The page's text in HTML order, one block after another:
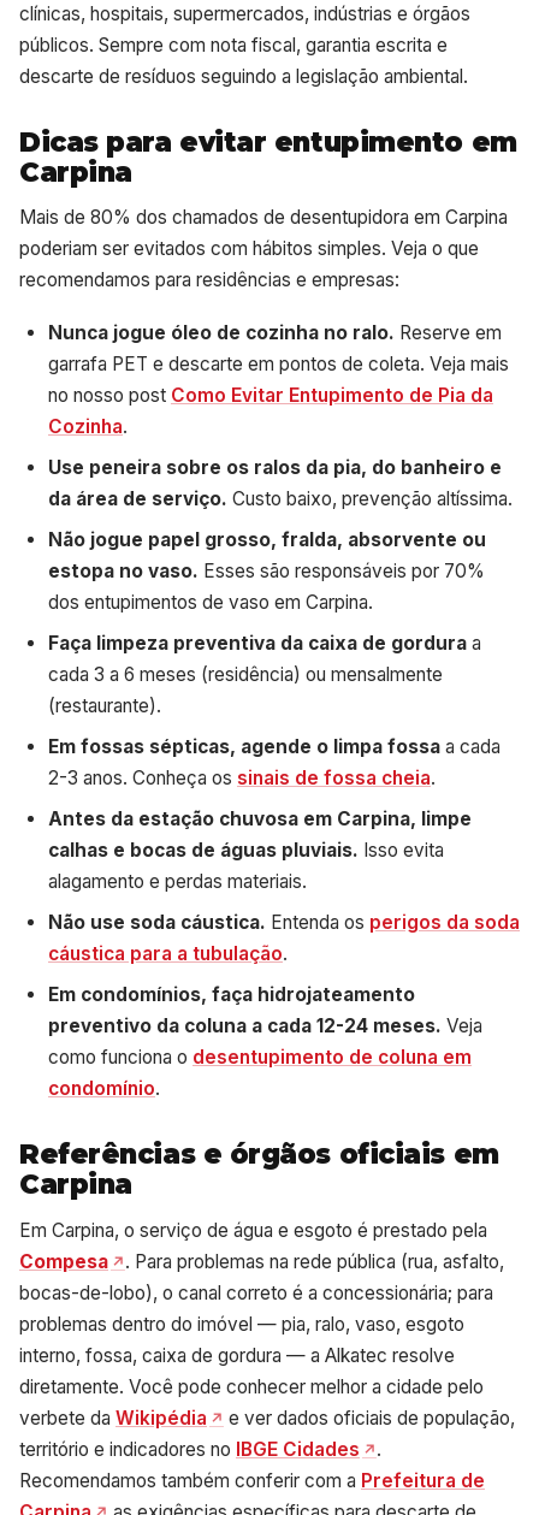
clínicas, hospitais, supermercados, indústrias e órgãos
públicos. Sempre com nota fiscal, garantia escrita e
descarte de resíduos seguindo a legislação ambiental.
Dicas para evitar entupimento em
Carpina
Mais de 80% dos chamados de desentupidora em Carpina
poderiam ser evitados com hábitos simples. Veja o que
recomendamos para residências e empresas:
Nunca jogue óleo de cozinha no ralo. Reserve em
garrafa PET e descarte em pontos de coleta. Veja mais
no nosso post Como Evitar Entupimento de Pia da
Cozinha.
Use peneira sobre os ralos da pia, do banheiro e
da área de serviço. Custo baixo, prevenção altíssima.
Não jogue papel grosso, fralda, absorvente ou
estopa no vaso. Esses são responsáveis por 70%
dos entupimentos de vaso em Carpina.
Faça limpeza preventiva da caixa de gordura a
cada 3 a 6 meses (residência) ou mensalmente
(restaurante).
Em fossas sépticas, agende o limpa fossa a cada
2-3 anos. Conheça os sinais de fossa cheia.
Antes da estação chuvosa em Carpina, limpe
calhas e bocas de águas pluviais. Isso evita
alagamento e perdas materiais.
Não use soda cáustica. Entenda os perigos da soda
cáustica para a tubulação.
Em condomínios, faça hidrojateamento
preventivo da coluna a cada 12-24 meses. Veja
como funciona o desentupimento de coluna em
condomínio.
Referências e órgãos oficiais em
Carpina
Em Carpina, o serviço de água e esgoto é prestado pela
Compesa
. Para problemas na rede pública (rua, asfalto,
bocas-de-lobo), o canal correto é a concessionária; para
problemas dentro do imóvel — pia, ralo, vaso, esgoto
interno, fossa, caixa de gordura — a Alkatec resolve
diretamente. Você pode conhecer melhor a cidade pelo
verbete da Wikipédia
e ver dados oficiais de população,
território e indicadores no IBGE Cidades
.
Recomendamos também conferir com a Prefeitura de